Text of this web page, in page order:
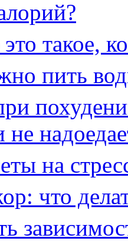
такое,
пить
на
что